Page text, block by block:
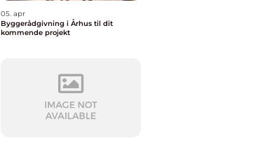
05. apr
Byggerådgivning i Århus til dit
kommende projekt